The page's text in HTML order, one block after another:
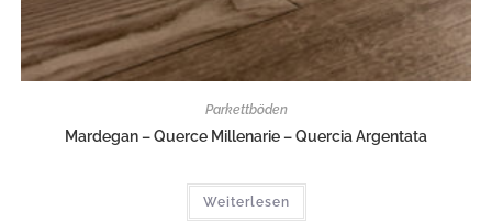
Parkettböden
Mardegan – Querce Millenarie – Quercia Argentata
Weiterlesen